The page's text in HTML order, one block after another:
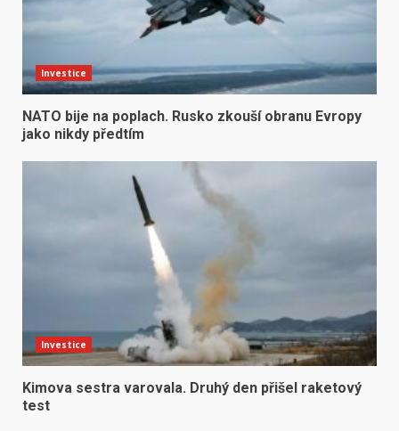
Investice
NATO bije na poplach. Rusko zkouší obranu Evropy
jako nikdy předtím
Investice
Kimova sestra varovala. Druhý den přišel raketový
test